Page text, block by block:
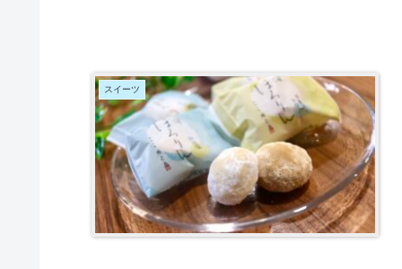
スイーツ